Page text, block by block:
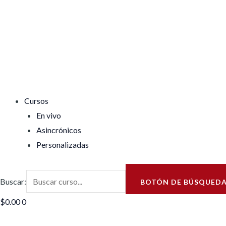
Cursos
En vivo
Asincrónicos
Personalizadas
Buscar: BOTÓN DE
$0.000